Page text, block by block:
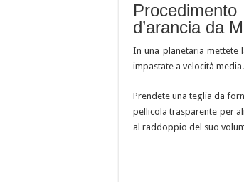
d’arancia da
In una planetaria mettete
impastate a velocità
Prendete una teglia da
pellicola trasparente per
al raddoppio del suo